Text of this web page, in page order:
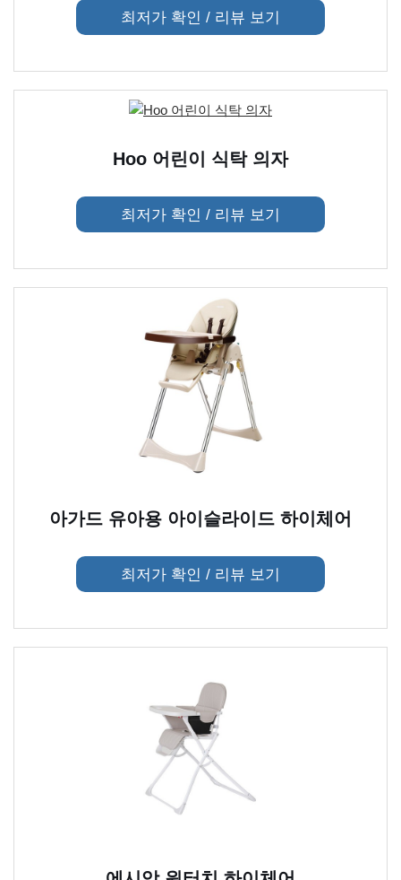
최저가 확인 / 리뷰 보기
Hoo 어린이 식탁 의자
최저가 확인 / 리뷰 보기
아가드 유아용 아이슬라이드 하이체어
최저가 확인 / 리뷰 보기